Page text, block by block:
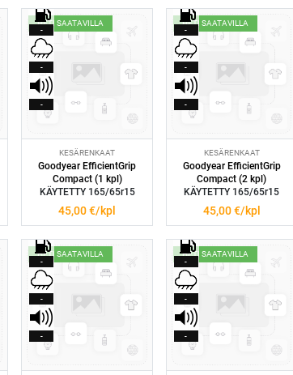
HETI SAATAVILLA
-
-
-
KESÄRENKAAT
Goodyear EfficientGrip
Compact (1 kpl)
KÄYTETTY 165/65r15
45,00€/kpl
HETI SAATAVILLA
-
-
-
KESÄRENKAAT
Goodyear EfficientGrip
Compact (2 kpl)
KÄYTETTY 165/65r15
45,00€/kpl
HETI SAATAVILLA
-
-
-
HETI SAATAVILLA
-
-
-